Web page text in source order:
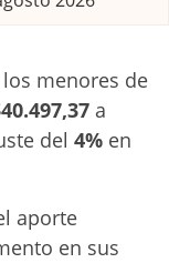
menores de
a
del 4% en
aporte
en sus